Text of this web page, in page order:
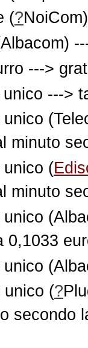
(?
--->
--->
minuto
unico (
minuto
0,1033
unico (?
secondo